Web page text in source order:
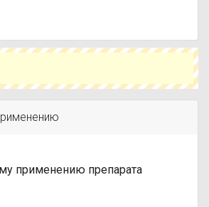
применению препарата